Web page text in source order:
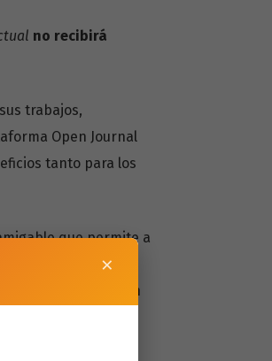
no recibirá
trabajos,
Open Journal
tanto para los
que permite a
y evaluación
más fluida.
un seguimiento
×